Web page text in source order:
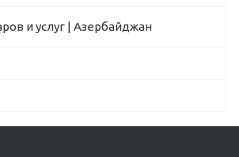
и услуг | Азербайджан